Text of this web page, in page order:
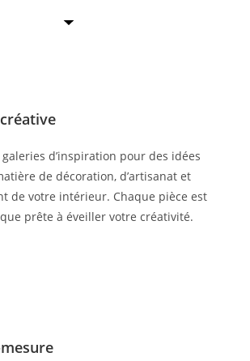
d’inspiration pour des idées
de décoration, d’artisanat et
de votre intérieur. Chaque pièce est
prête à éveiller votre créativité.